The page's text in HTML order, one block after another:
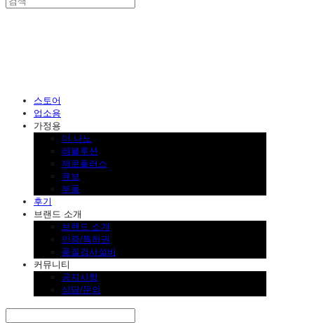
스토어
업소용
가정용
더 나노
레볼루션
제로플러스
큐브
부품
후기
브랜드 소개
브랜드 소개
인증/특허권
품질검사설비
커뮤니티
공지사항
상담/문의